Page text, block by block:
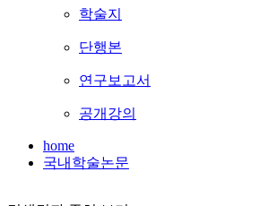
학술지
단행본
연구보고서
공개강의
home
국내학술논문